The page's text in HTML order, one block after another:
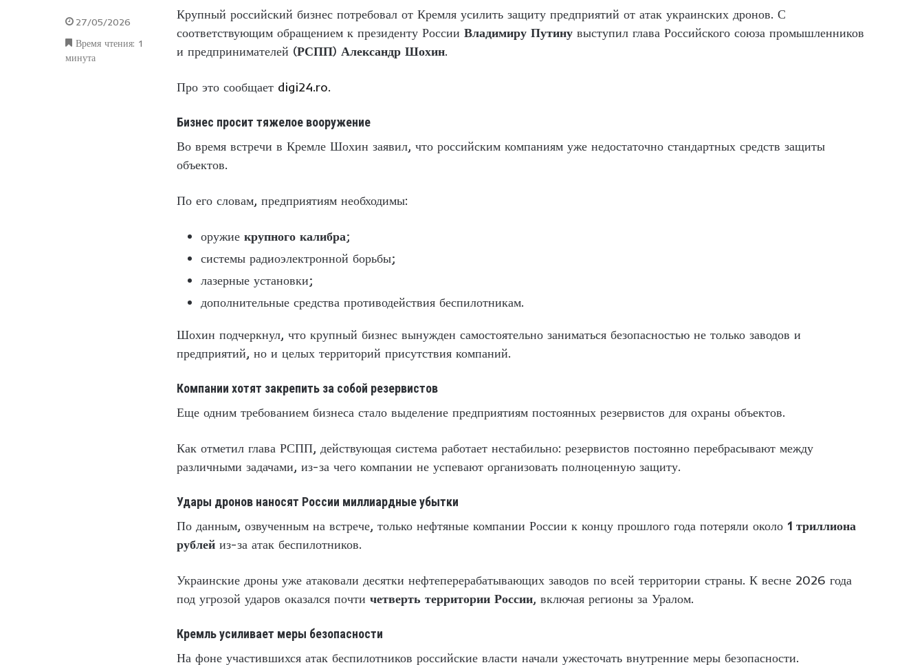
Крупный российский бизнес потребовал от Кремля усилить защиту предприятий от атак украинских дронов. С
соответствующим обращением к президенту России Владимиру Путину выступил глава Российского союза промышленников
и предпринимателей (РСПП) Александр Шохин.
Про это сообщает digi24.ro.
Бизнес просит тяжелое вооружение
Во время встречи в Кремле Шохин заявил, что российским компаниям уже недостаточно стандартных средств защиты
объектов.
По его словам, предприятиям необходимы:
оружие крупного калибра;
системы радиоэлектронной борьбы;
лазерные установки;
дополнительные средства противодействия беспилотникам.
Шохин подчеркнул, что крупный бизнес вынужден самостоятельно заниматься безопасностью не только заводов и
предприятий, но и целых территорий присутствия компаний.
Компании хотят закрепить за собой резервистов
Еще одним требованием бизнеса стало выделение предприятиям постоянных резервистов для охраны объектов.
Как отметил глава РСПП, действующая система работает нестабильно: резервистов постоянно перебрасывают между
различными задачами, из-за чего компании не успевают организовать полноценную защиту.
Удары дронов наносят России миллиардные убытки
По данным, озвученным на встрече, только нефтяные компании России к концу прошлого года потеряли около 1 триллиона
рублей из-за атак беспилотников.
Украинские дроны уже атаковали десятки нефтеперерабатывающих заводов по всей территории страны. К весне 2026 года
под угрозой ударов оказался почти четверть территории России, включая регионы за Уралом.
Кремль усиливает меры безопасности
На фоне участившихся атак беспилотников российские власти начали ужесточать внутренние меры безопасности.
27/05/2026
Время чтения: 1
минута